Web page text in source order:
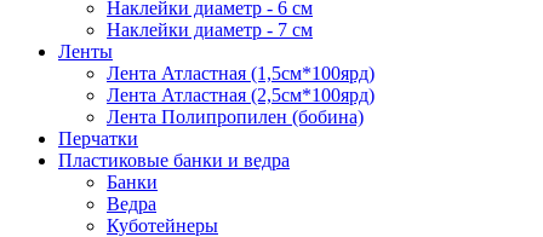
Наклейки диаметр - 6 см
Наклейки диаметр - 7 см
Ленты
Лента Атластная (1,5см*100ярд)
Лента Атластная (2,5см*100ярд)
Лента Полипропилен (бобина)
Перчатки
Пластиковые банки и ведра
Банки
Ведра
Куботейнеры